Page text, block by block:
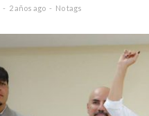
2 años ago No tags
Refuerzan
mantenimiento y
rehabilitación de